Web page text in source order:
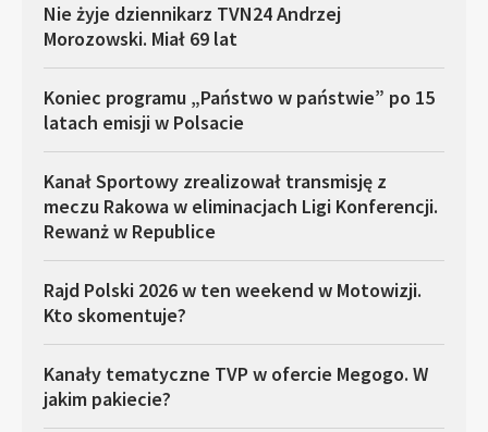
Nie żyje dziennikarz TVN24 Andrzej
Morozowski. Miał 69 lat
Koniec programu „Państwo w państwie” po 15
latach emisji w Polsacie
Kanał Sportowy zrealizował transmisję z
meczu Rakowa w eliminacjach Ligi Konferencji.
Rewanż w Republice
Rajd Polski 2026 w ten weekend w Motowizji.
Kto skomentuje?
Kanały tematyczne TVP w ofercie Megogo. W
jakim pakiecie?